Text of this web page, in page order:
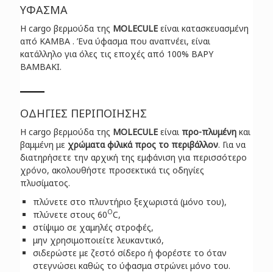
ΥΦΑΣΜΑ
H cargo βερμούδα της MOLECULE είναι κατασκευασμένη
από ΚΑΜΒΑ . Ένα ύφασμα που αναπνέει, είναι
κατάλληλο για όλες τις εποχές από 100% ΒΑΡΥ
ΒΑΜΒΑΚΙ.
ΟΔΗΓΙΕΣ ΠΕΡΙΠΟΙΗΣΗΣ
H cargo βερμούδα της MOLECULE είναι προ-πλυμένη και
βαμμένη με χρώματα φιλικά προς το περιβάλλον. Για να
διατηρήσετε την αρχική της εμφάνιση για περισσότερο
χρόνο, ακολουθήστε προσεκτικά τις οδηγίες
πλυσίματος.
πλύνετε στο πλυντήριο ξεχωριστά (μόνο του),
πλύνετε στους 60OC,
στίψιμο σε χαμηλές στροφές,
μην χρησιμοποιείτε λευκαντικό,
σιδερώστε με ζεστό σίδερο ή φορέστε το όταν
στεγνώσει καθώς το ύφασμα στρώνει μόνο του.